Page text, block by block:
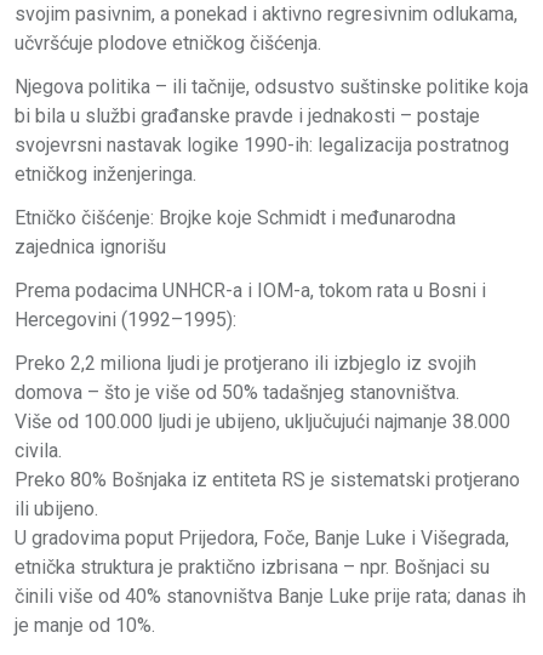
svojim pasivnim, a ponekad i aktivno regresivnim odlukama,
učvršćuje plodove etničkog čišćenja.
Njegova politika – ili tačnije, odsustvo suštinske politike koja
bi bila u službi građanske pravde i jednakosti – postaje
svojevrsni nastavak logike 1990-ih: legalizacija postratnog
etničkog inženjeringa.
Etničko čišćenje: Brojke koje Schmidt i međunarodna
zajednica ignorišu
Prema podacima UNHCR-a i IOM-a, tokom rata u Bosni i
Hercegovini (1992–1995):
Preko 2,2 miliona ljudi je protjerano ili izbjeglo iz svojih
domova – što je više od 50% tadašnjeg stanovništva.
Više od 100.000 ljudi je ubijeno, uključujući najmanje 38.000
civila.
Preko 80% Bošnjaka iz entiteta RS je sistematski protjerano
ili ubijeno.
U gradovima poput Prijedora, Foče, Banje Luke i Višegrada,
etnička struktura je praktično izbrisana – npr. Bošnjaci su
činili više od 40% stanovništva Banje Luke prije rata; danas ih
je manje od 10%.